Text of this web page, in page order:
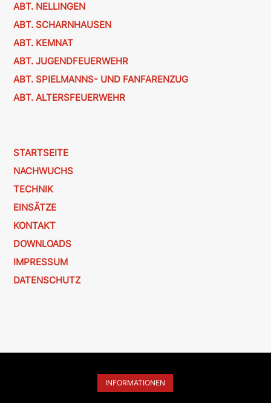
ABT. NELLINGEN
ABT. SCHARNHAUSEN
ABT. KEMNAT
ABT. JUGENDFEUERWEHR
ABT. SPIELMANNS- UND FANFARENZUG
ABT. ALTERSFEUERWEHR
STARTSEITE
NACHWUCHS
TECHNIK
EINSÄTZE
KONTAKT
DOWNLOADS
IMPRESSUM
DATENSCHUTZ
INFORMATIONEN